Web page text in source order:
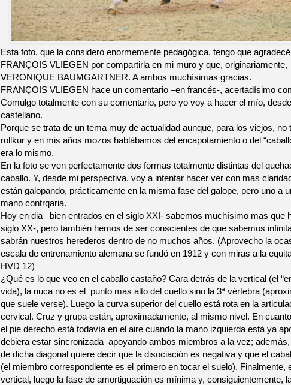
Esta foto, que la considero enormemente pedagógica, tengo que
FRANÇOIS VLIEGEN por compartirla en mi muro y que, originariamente,
VERONIQUE BAUMGARTNER. A ambos muchísimas gracias.
FRANÇOIS VLIEGEN hace un comentario –en francés-, acertadísimo
Comulgo totalmente con su comentario, pero yo voy a hacer el mío,
castellano.
Porque se trata de un tema muy de actualidad aunque, para los viejos, no
rollkur y en mis años mozos hablábamos del encapotamiento o del
era lo mismo.
En la foto se ven perfectamente dos formas totalmente distintas del
caballo. Y, desde mi perspectiva, voy a intentar hacer ver con mas
están galopando, prácticamente en la misma fase del galope, pero uno a
mano contrqaria.
Hoy en dia –bien entrados en el siglo XXI- sabemos muchísimo mas que
siglo XX-, pero también hemos de ser conscientes de que sabemos
sabrán nuestros herederos dentro de no muchos años. (Aprovecho la
escala de entrenamiento alemana se fundó en 1912 y con miras a la
HVD 12)
¿Qué es lo que veo en el caballo castaño? Cara detrás de la vertical (el
vida), la nuca no es el punto mas alto del cuello sino la 3ª vértebra
que suele verse). Luego la curva superior del cuello está rota en la
cervical. Cruz y grupa están, aproximadamente, al mismo nivel. En
el pie derecho está todavía en el aire cuando la mano izquierda está ya
debiera estar sincronizada apoyando ambos miembros a la vez;
de dicha diagonal quiere decir que la disociación es negativa y que el
(el miembro correspondiente es el primero en tocar el suelo). Finalmente,
vertical, luego la fase de amortiguación es mínima y, consiguientemente,